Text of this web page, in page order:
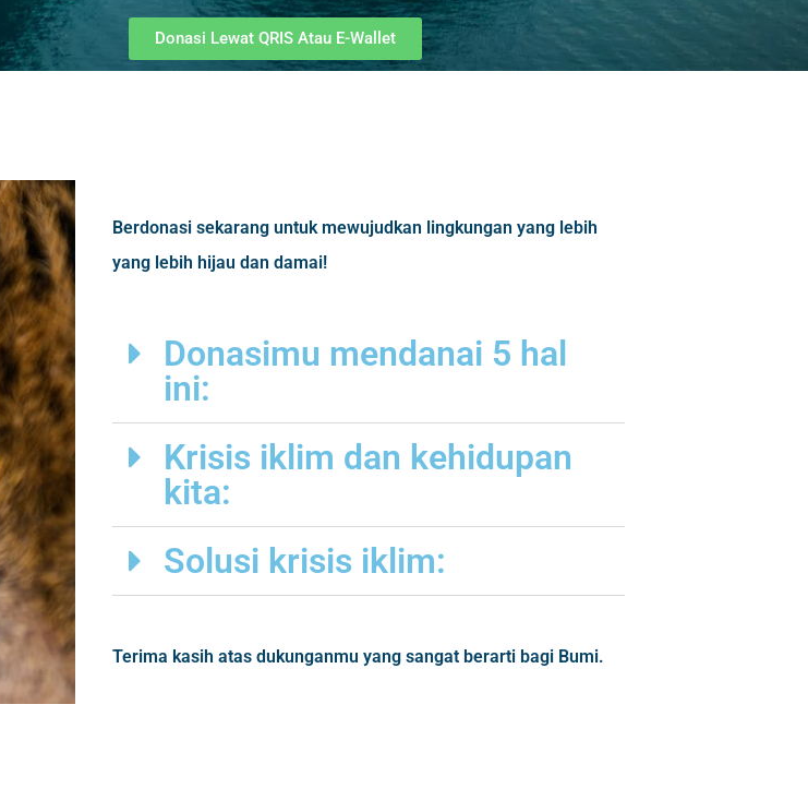
Donasi Lewat QRIS Atau E-Wallet
Berdonasi sekarang untuk mewujudkan lingkungan yang lebih
yang lebih hijau dan damai!
Donasimu mendanai 5 hal
ini:
Krisis iklim dan kehidupan
kita:
Solusi krisis iklim:
Terima kasih atas dukunganmu yang sangat berarti bagi Bumi.